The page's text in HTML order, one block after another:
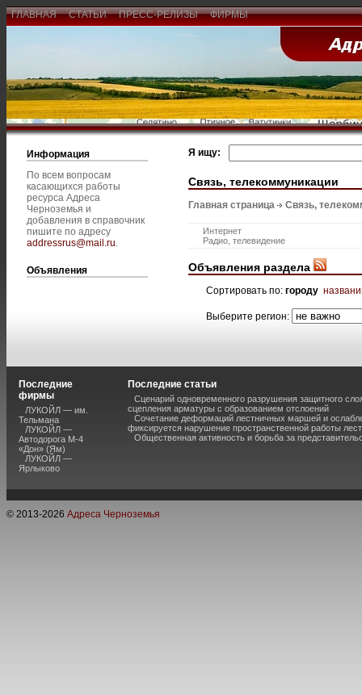
ГЛАВНАЯ СТАТЬИ ПРЕСС-РЕЛИЗЫ ФИРМЫ
Информация
По всем вопросам
касающихся работы
ресурса Адреса
Черноземья и
добавления в справочник
пишите по адресу
addressrus@mail.ru.
Объявления
Я ищу:
Связь, телекоммуникации
Главная страница Связь,
Интернет
Радио, телевидение
Объявления раздела
Сортировать по: городу
Выберите регион:
Последние
фирмы
ЛУКОЙЛ — им.
Тельмана
ЛУКОЙЛ —
Автодорога М-4
«Дон» (Ям)
ЛУКОЙЛ —
Ярлыково
Последние статьи
Сценарий одновременного разрушения защитного
сцепления арматуры с образованием отслоений
Сочетание деформаций лестничных маршей и
фиксируется нарушение пространственной работы
Общественная активность и борьба за
© 2013-2026 Адреса Черноземья